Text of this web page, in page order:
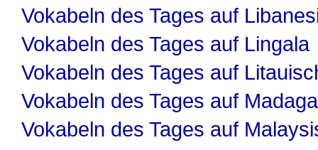
Vokabeln des Tages auf
Vokabeln des Tages auf Lingala
Vokabeln des Tages auf
Vokabeln des Tages auf
Vokabeln des Tages auf